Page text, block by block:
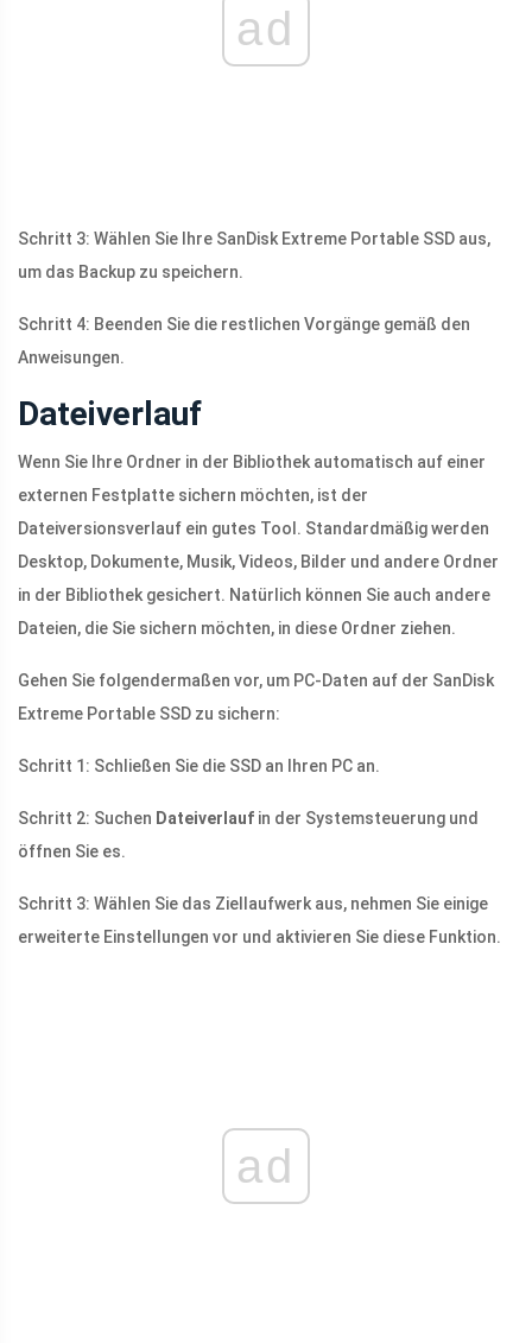
ad
Schritt 3: Wählen Sie Ihre SanDisk Extreme Portable SSD aus,
um das Backup zu speichern.
Schritt 4: Beenden Sie die restlichen Vorgänge gemäß den
Anweisungen.
Dateiverlauf
Wenn Sie Ihre Ordner in der Bibliothek automatisch auf einer
externen Festplatte sichern möchten, ist der
Dateiversionsverlauf ein gutes Tool. Standardmäßig werden
Desktop, Dokumente, Musik, Videos, Bilder und andere Ordner
in der Bibliothek gesichert. Natürlich können Sie auch andere
Dateien, die Sie sichern möchten, in diese Ordner ziehen.
Gehen Sie folgendermaßen vor, um PC-Daten auf der SanDisk
Extreme Portable SSD zu sichern:
Schritt 1: Schließen Sie die SSD an Ihren PC an.
Schritt 2: Suchen Dateiverlauf in der Systemsteuerung und
öffnen Sie es.
Schritt 3: Wählen Sie das Ziellaufwerk aus, nehmen Sie einige
erweiterte Einstellungen vor und aktivieren Sie diese Funktion.
ad